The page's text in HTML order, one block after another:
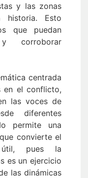
y las zonas
Esto
que puedan
corroborar
centrada
en el conflicto,
las voces de
diferentes
permite una
convierte el
pues la
es un ejercicio
las dinámicas